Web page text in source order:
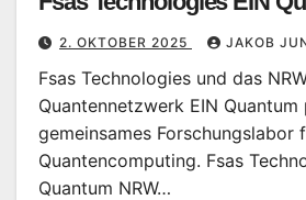
2. OKTOBER 2025 JAKOB
Fsas Technologies und das
Quantennetzwerk EIN Quantum
gemeinsames Forschungslabor
Quantencomputing. Fsas
Quantum NRW…